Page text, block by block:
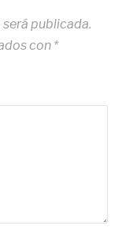
publicada.
con *